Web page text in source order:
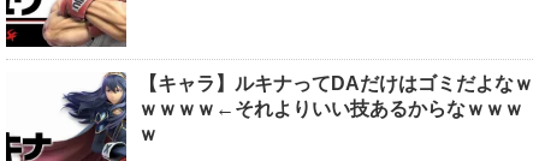
【キャラ】ルキナってDAだけはゴミだよなｗ
ｗｗｗｗ←それよりいい技あるからなｗｗｗ
ｗ